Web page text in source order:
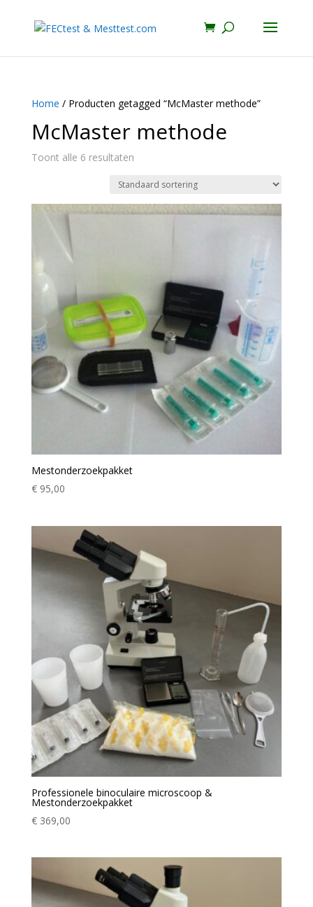
Home / Producten getagged “McMaster methode”
McMaster methode
Toont alle 6 resultaten
Mestonderzoekpakket
€95,00
Professionele binoculaire microscoop &
Mestonderzoekpakket
€369,00